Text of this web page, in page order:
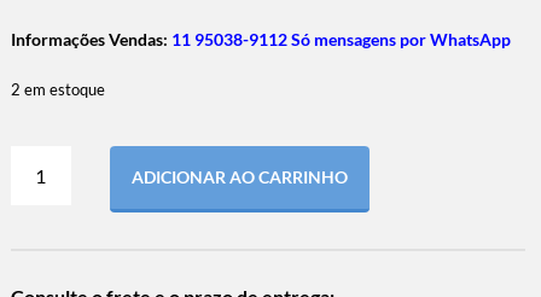
Informações Vendas: 11 95038-9112 Só mensagens por WhatsApp
2 em estoque
ADICIONAR AO CARRINHO